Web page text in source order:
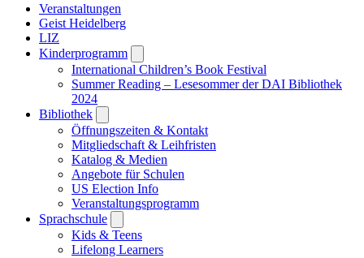
Veranstaltungen
Geist Heidelberg
LIZ
Kinderprogramm
submenu
International Children’s Book Festival
Summer Reading – Lesesommer der DAI Bibliothek
2024
Bibliothek
submenu
Öffnungszeiten & Kontakt
Mitgliedschaft & Leihfristen
Katalog & Medien
Angebote für Schulen
US Election Info
Veranstaltungsprogramm
Sprachschule
submenu
Kids & Teens
Lifelong Learners